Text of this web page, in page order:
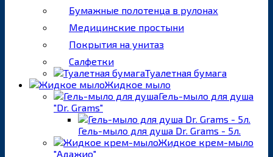
Бумажные полотенца в рулонах
Медицинские простыни
Покрытия на унитаз
Салфетки
Туалетная бумага
Жидкое мыло
Гель-мыло для душа
"Dr. Grams"
Гель-мыло для душа Dr. Grams - 5л.
Жидкое крем-мыло
"Адажио"